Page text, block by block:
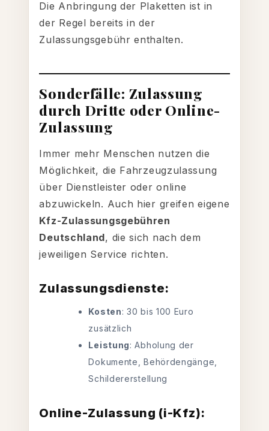
Die Anbringung der Plaketten ist in
der Regel bereits in der
Zulassungsgebühr enthalten.
Sonderfälle: Zulassung
durch Dritte oder Online-
Zulassung
Immer mehr Menschen nutzen die
Möglichkeit, die Fahrzeugzulassung
über Dienstleister oder online
abzuwickeln. Auch hier greifen eigene
Kfz-Zulassungsgebühren
Deutschland, die sich nach dem
jeweiligen Service richten.
Zulassungsdienste:
Kosten: 30 bis 100 Euro
zusätzlich
Leistung: Abholung der
Dokumente, Behördengänge,
Schildererstellung
Online-Zulassung (i-Kfz):